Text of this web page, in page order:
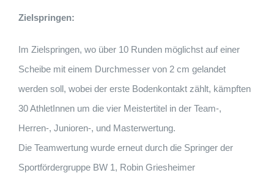
Zielspringen:
Im Zielspringen, wo über 10 Runden möglichst auf einer
Scheibe mit einem Durchmesser von 2 cm gelandet
werden soll, wobei der erste Bodenkontakt zählt, kämpften
30 AthletInnen um die vier Meistertitel in der Team-,
Herren-, Junioren-, und Masterwertung.
Die Teamwertung wurde erneut durch die Springer der
Sportfördergruppe BW 1, Robin Griesheimer